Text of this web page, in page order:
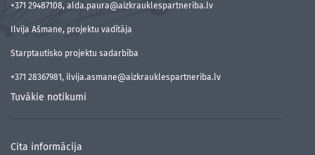
+371 29487108, alda.paura@aizkrauklespartneriba.lv
Ilvija Ašmane, projektu vadītāja
Starptautisko projektu sadarbība
+371 28367981, ilvija.asmane@aizkrauklespartneriba.lv
Tuvākie notikumi
Cita informācija